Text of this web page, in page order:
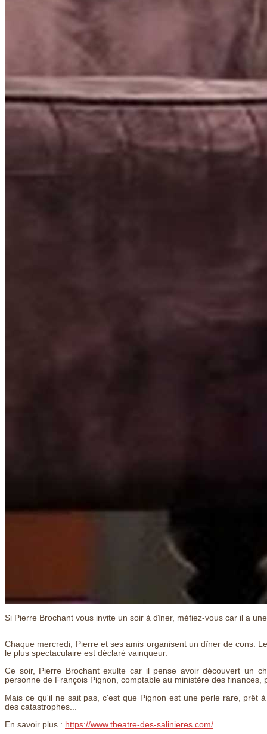
Si Pierre Brochant vous invite un soir à dîner, méfiez-vous car il a
Chaque mercredi, Pierre et ses amis organisent un dîner de cons.
le plus spectaculaire est déclaré vainqueur.
Ce soir, Pierre Brochant exulte car il pense avoir découvert un
personne de François Pignon, comptable au ministère des
Mais ce qu'il ne sait pas, c'est que Pignon est une perle rare, prêt
des catastrophes...
En savoir plus : https://www.theatre-des-salinieres.com/